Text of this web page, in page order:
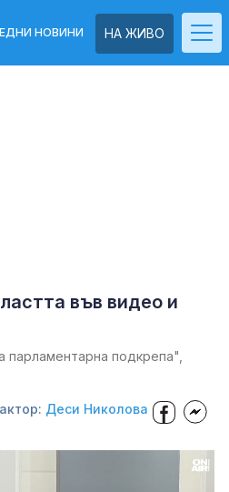
НА ЖИВО
НОВИНИ
във видео и
подкрепа",
Деси Николова